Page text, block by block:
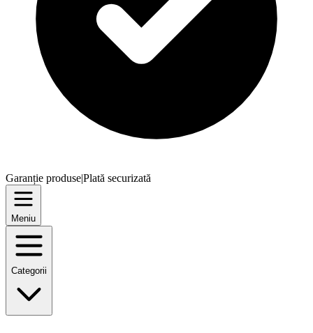
Garanție produse|Plată securizată
Meniu
Categorii